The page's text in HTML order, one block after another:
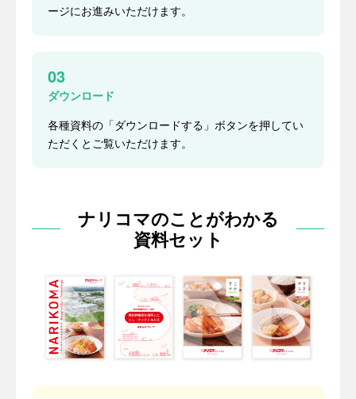
ージにお進みいただけます。
03
ダウンロード
各種資料の「ダウンロードする」ボタンを押してい
ただくとご覧いただけます。
ナリコマのことがわかる
資料セット